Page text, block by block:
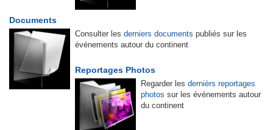
Documents
Consulter les derniers documents publiés sur les
événements autour du continent
Reportages Photos
Regarder les dernièrs reportages
photos sur les événements autour
du continent